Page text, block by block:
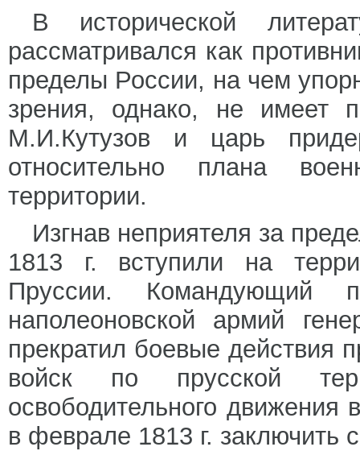
В исторической
рассматривался как
пределы России, на чем
зрения, однако, не имеет
М.И.Кутузов и царь
относительно плана
территории.
Изгнав неприятеля за
1813 г. вступили на
Пруссии. Командующий
наполеоновской армий
прекратил боевые действия
войск по прусской
освободительного движения
в феврале 1813 г. заключить